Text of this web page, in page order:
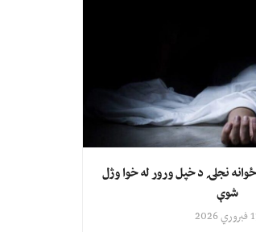
نجلۍ د خپل ورور له خوا وژل
شوې
2026